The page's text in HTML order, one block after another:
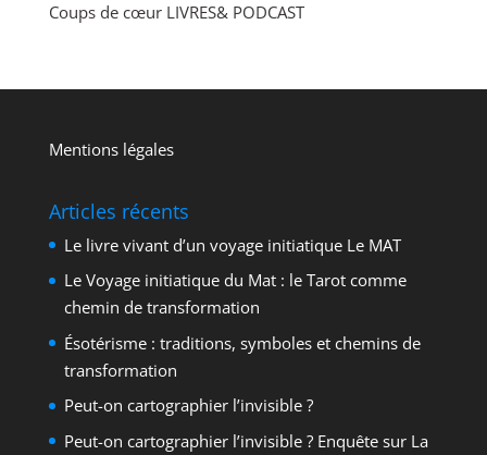
Coups de cœur LIVRES& PODCAST
Mentions légales
Articles récents
Le livre vivant d’un voyage initiatique Le MAT
Le Voyage initiatique du Mat : le Tarot comme
chemin de transformation
Ésotérisme : traditions, symboles et chemins de
transformation
Peut-on cartographier l’invisible ?
Peut-on cartographier l’invisible ? Enquête sur La